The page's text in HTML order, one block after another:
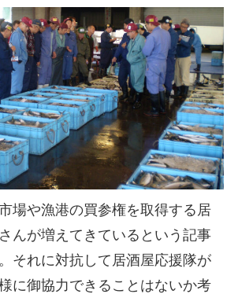
場や漁港の買参権を取得する居
んが増えてきているという記事
それに対抗して居酒屋応援隊が
に御協力できることはないか考